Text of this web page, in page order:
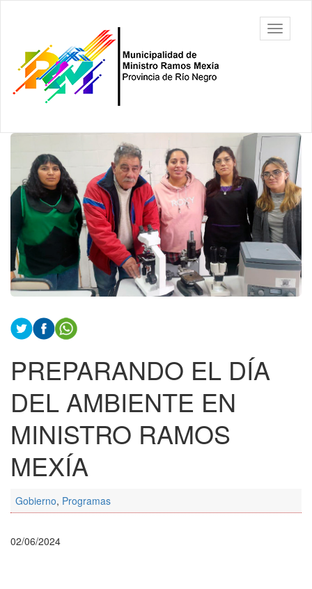
principalde Ministro
Ramos
Mexía, Río
Negro
barra
Contenido
principal
PREPARANDO EL DÍA
DEL AMBIENTE EN
MINISTRO RAMOS
MEXÍA
Gobierno, Programas
02/06/2024